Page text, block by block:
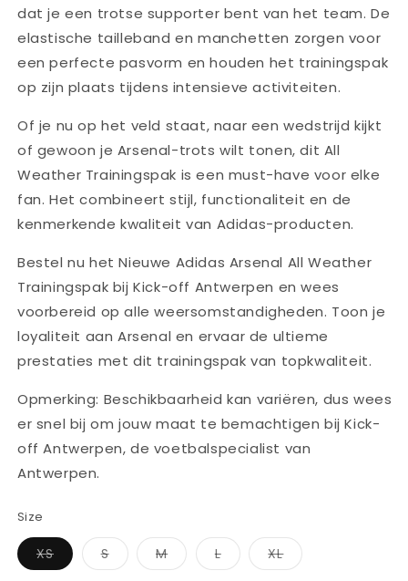
dat je een trotse supporter bent van het team. De
elastische tailleband en manchetten zorgen voor
een perfecte pasvorm en houden het trainingspak
op zijn plaats tijdens intensieve activiteiten.
Of je nu op het veld staat, naar een wedstrijd kijkt
of gewoon je Arsenal-trots wilt tonen, dit All
Weather Trainingspak is een must-have voor elke
fan. Het combineert stijl, functionaliteit en de
kenmerkende kwaliteit van Adidas-producten.
Bestel nu het Nieuwe Adidas Arsenal All Weather
Trainingspak bij Kick-off Antwerpen en wees
voorbereid op alle weersomstandigheden. Toon je
loyaliteit aan Arsenal en ervaar de ultieme
prestaties met dit trainingspak van topkwaliteit.
Opmerking: Beschikbaarheid kan variëren, dus wees
er snel bij om jouw maat te bemachtigen bij Kick-
off Antwerpen, de voetbalspecialist van
Antwerpen.
Size
XSVariant
uitverkocht
SVariant
uitverkocht
MVariant
uitverkocht
LVariant
uitverkocht
XLVariant
uitverkocht